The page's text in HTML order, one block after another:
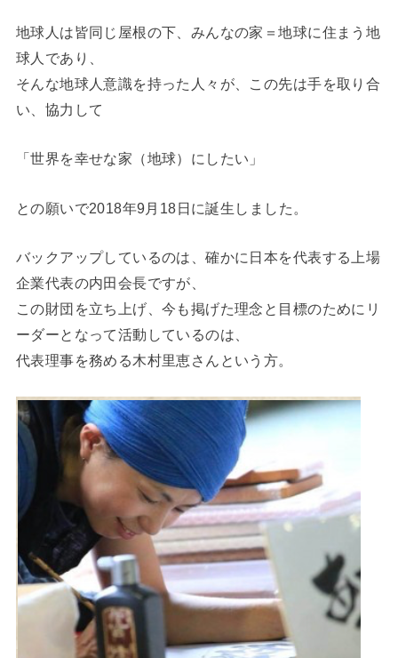
地球人は皆同じ屋根の下、みんなの家＝地球に住まう地
球人であり、
そんな地球人意識を持った人々が、この先は手を取り合
い、協力して
「世界を幸せな家（地球）にしたい」
との願いで2018年9月18日に誕生しました。
バックアップしているのは、確かに日本を代表する上場
企業代表の内田会長ですが、
この財団を立ち上げ、今も掲げた理念と目標のためにリ
ーダーとなって活動しているのは、
代表理事を務める木村里恵さんという方。